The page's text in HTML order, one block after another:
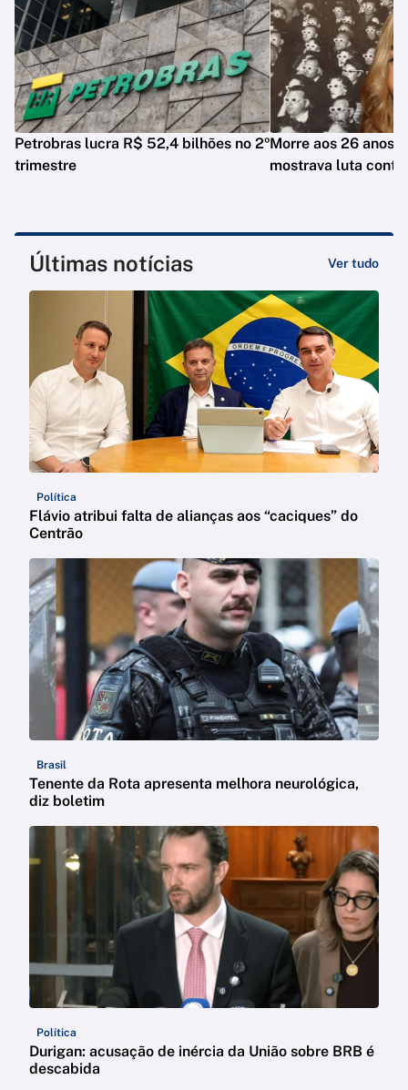
Petrobras lucra R$ 52,4 bilhões no 2º
trimestre
Morre aos 26 anos
mostrava luta
Últimas notícias Ver tudo
Política
Flávio atribui falta de alianças aos “caciques” do
Centrão
Brasil
Tenente da Rota apresenta melhora neurológica,
diz boletim
Política
Durigan: acusação de inércia da União sobre BRB é
descabida